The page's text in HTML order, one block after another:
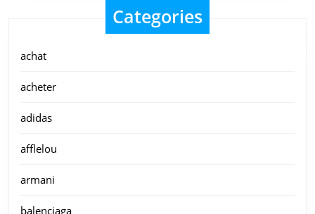
Categories
achat
acheter
adidas
afflelou
armani
balenciaga